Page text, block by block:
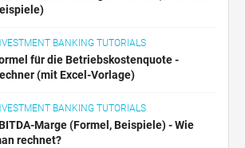
BANKING TUTORIALS
für die Betriebskostenquote -
(mit Excel-Vorlage)
BANKING TUTORIALS
Marge (Formel, Beispiele) - Wie
rechnet?